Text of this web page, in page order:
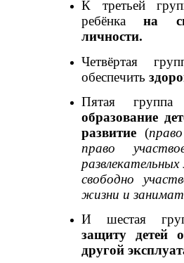
К третьей
ребёнкана
личности.
Четвёртая
обеспечить
Пятая группа
образование
развитие (
право
свободно
жизни и
И шестая
защиту детей
другой